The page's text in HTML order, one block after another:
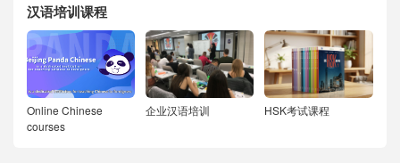
汉语培训课程
Online Chinese
courses
企业汉语培训 HSK考试课程